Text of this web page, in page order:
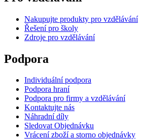
Nakupujte produkty pro vzdělávání
Řešení pro školy
Zdroje pro vzdělávání
Podpora
Individuální podpora
Podpora hraní
Podpora pro firmy a vzdělávání
Kontaktujte nás
Náhradní díly
Sledovat Objednávku
Vrácení zboží a storno objednávky